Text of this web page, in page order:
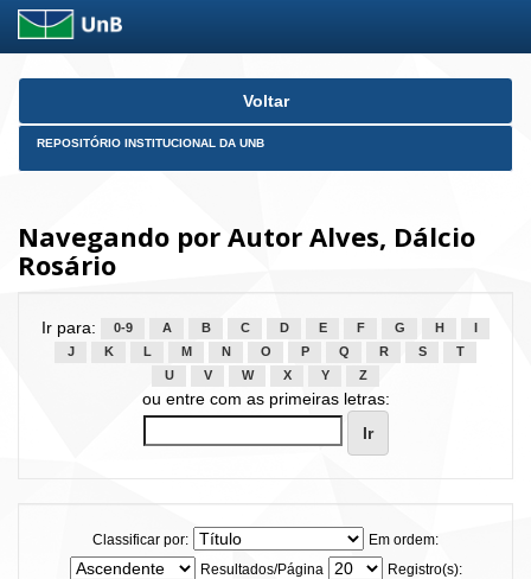
Skip
Voltar
REPOSITÓRIO INSTITUCIONAL DA UNB
Navegando por Autor Alves, Dálcio
Rosário
Ir para: 0-9 A B C D E F G H
J
K L M N O P Q R S
T
U
V W X Y Z
ou entre com as primeiras letras:
Classificar por:
Em ordem:
Resultados/Página
Registro(s):